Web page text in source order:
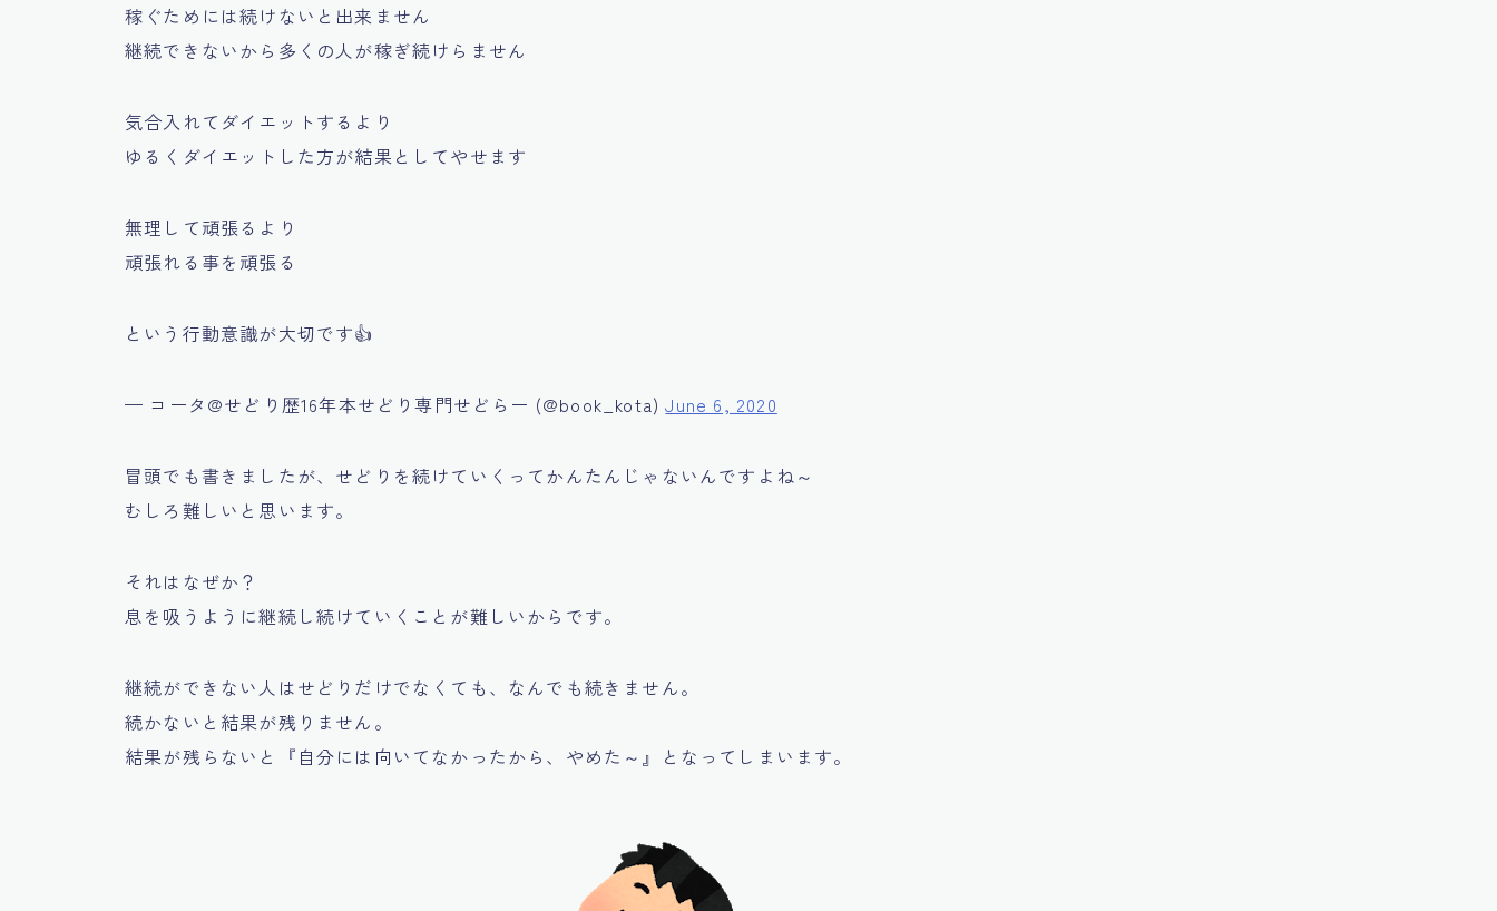
稼ぐためには続けないと出来ません
継続できないから多くの人が稼ぎ続けらません
気合入れてダイエットするより
ゆるくダイエットした方が結果としてやせます
無理して頑張るより
頑張れる事を頑張る
という行動意識が大切です👍
— コータ@せどり歴16年本せどり専門せどらー (@book_kota)June 6, 2020
冒頭でも書きましたが、せどりを続けていくってかんたんじゃないんですよね～
むしろ難しいと思います。
それはなぜか？
息を吸うように継続し続けていくことが難しいからです。
継続ができない人はせどりだけでなくても、なんでも続きません。
続かないと結果が残りません。
結果が残らないと
『自分には向いてなかったから、やめた～』 となってしまいます。